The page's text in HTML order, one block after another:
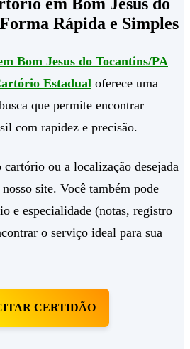
em Bom Jesus do
Rápida e Simples
Bom Jesus do Tocantins/PA
Estadual oferece uma
que permite encontrar
com rapidez e precisão.
ou a localização desejada
site. Você também pode
e especialidade (notas, registro
o serviço ideal para sua
CERTIDÃO